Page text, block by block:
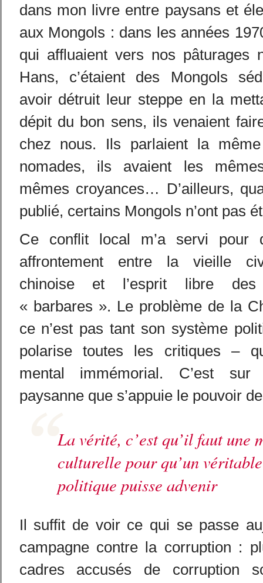
dans mon livre entre paysans et
aux Mongols : dans les années
qui affluaient vers nos pâturages
Hans, c’étaient des Mongols
avoir détruit leur steppe en la
dépit du bon sens, ils venaient
chez nous. Ils parlaient la
nomades, ils avaient les
mêmes croyances… D’ailleurs,
publié, certains Mongols n’ont pas
Ce conflit local m’a servi pour
affrontement entre la vieille
chinoise et l’esprit libre
« barbares ». Le problème de la
ce n’est pas tant son système
polarise toutes les critiques –
mental immémorial. C’est sur
paysanne que s’appuie le pouvoir
La vérité, c’est qu’il faut une
culturelle pour qu’un
politique puisse advenir
Il suffit de voir ce qui se passe
campagne contre la corruption :
cadres accusés de corruption